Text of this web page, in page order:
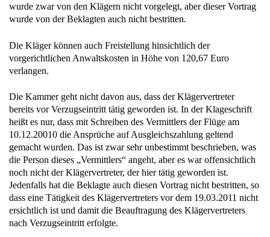
wurde zwar von den Klägern nicht vorgelegt, aber dieser Vortrag
wurde von der Beklagten auch nicht bestritten.
Die Kläger können auch Freistellung hinsichtlich der
vorgerichtlichen Anwaltskosten in Höhe von 120,67 Euro
verlangen.
Die Kammer geht nicht davon aus, dass der Klägervertreter
bereits vor Verzugseintritt tätig geworden ist. In der Klageschrift
heißt es nur, dass mit Schreiben des Vermittlers der Flüge am
10.12.20010 die Ansprüche auf Ausgleichszahlung geltend
gemacht wurden. Das ist zwar sehr unbestimmt beschrieben, was
die Person dieses „Vermittlers“ angeht, aber es war offensichtlich
noch nicht der Klägervertreter, der hier tätig geworden ist.
Jedenfalls hat die Beklagte auch diesen Vortrag nicht bestritten, so
dass eine Tätigkeit des Klägervertreters vor dem 19.03.2011 nicht
ersichtlich ist und damit die Beauftragung des Klägervertreters
nach Verzugseintritt erfolgte.